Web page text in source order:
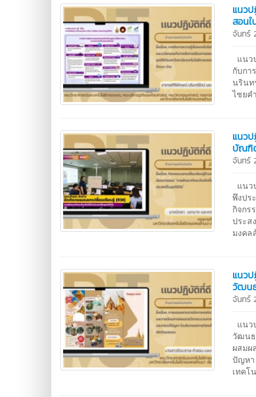
แนวป
สอน
จันทร์
แนว
กับกา
นรินท
ไชยค
แนว
บัณฑิ
จันทร์
แนว
พึงปร
กิจกร
ประส
มงคล
แนว
วัฒน
จันทร์
แนว
วัฒนธ
ผสมผ
ปัญหา
เทคโ